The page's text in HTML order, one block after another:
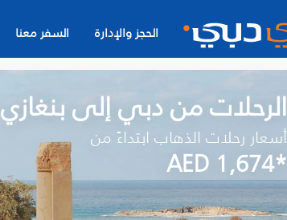
الحجز والإدارة السفر معنا
الرحلات من دبي إلى بنغازي
أسعار رحلات الذهاب ابتداءً من
*AED 1,674